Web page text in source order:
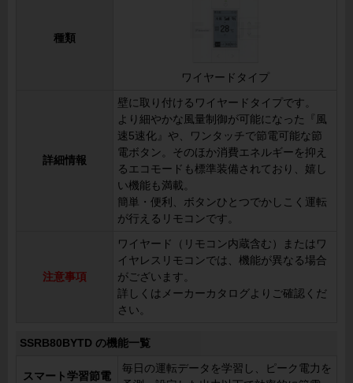
種類
ワイヤードタイプ
詳細情報
壁に取り付けるワイヤードタイプです。
より細やかな風量制御が可能になった『風
速5速化』や、ワンタッチで節電可能な節
電ボタン。そのほか消費エネルギーを抑え
るエコモードも標準装備されており、嬉し
い機能も満載。
簡単・便利、ボタンひとつでかしこく運転
が行えるリモコンです。
注意事項
ワイヤード（リモコン内蔵含む）またはワ
イヤレスリモコンでは、機能が異なる場合
がございます。
詳しくはメーカーカタログよりご確認くだ
さい。
SSRB80BYTD の機能一覧
スマート学習節電
毎日の運転データを学習し、ピーク電力を